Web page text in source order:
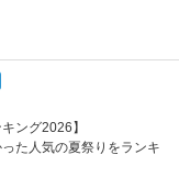
ング2026】
た人気の夏祭りをランキ